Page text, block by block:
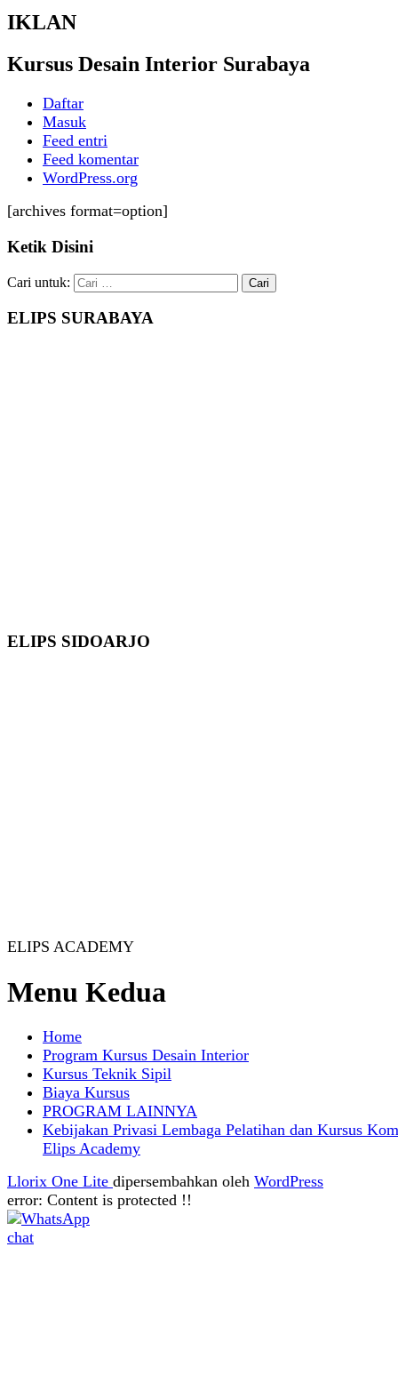
IKLAN
Kursus Desain Interior Surabaya
Daftar
Masuk
Feed entri
Feed komentar
WordPress.org
[archives format=option]
Ketik Disini
Cari untuk:
ELIPS SURABAYA
ELIPS SIDOARJO
ELIPS ACADEMY
Menu Kedua
Home
Program Kursus Desain Interior
Kursus Teknik Sipil
Biaya Kursus
PROGRAM LAINNYA
Kebijakan Privasi Lembaga Pelatihan dan Kursus
Elips Academy
Llorix One Lite dipersembahkan oleh WordPress
error: Content is protected !!